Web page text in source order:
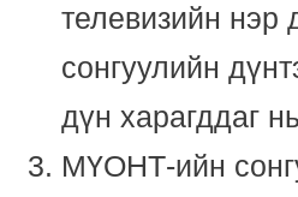
телевизийн нэр
сонгуулийн
дүн харагддаг
МҮОНТ-ийн